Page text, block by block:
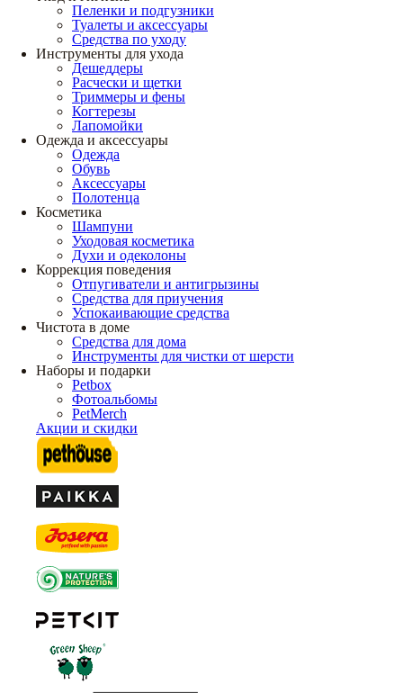
Пеленки и подгузники
Туалеты и аксессуары
Средства по уходу
Инструменты для ухода
Дешеддеры
Расчески и щетки
Триммеры и фены
Когтерезы
Лапомойки
Одежда и аксессуары
Одежда
Обувь
Аксессуары
Полотенца
Косметика
Шампуни
Уходовая косметика
Духи и одеколоны
Коррекция поведения
Отпугиватели и антигрызины
Средства для приучения
Успокаивающие средства
Чистота в доме
Средства для дома
Инструменты для чистки от шерсти
Наборы и подарки
Petbox
Фотоальбомы
PetMerch
Акции и скидки